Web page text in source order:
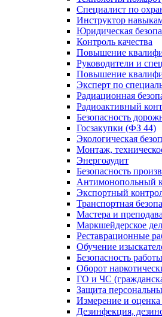
Специалист по
Инструктор
Юридическая
Контроль качества
Повышение
Руководители и
Повышение
Эксперт по
Радиационная
Радиоактивный
Безопасность
Госзакупки (ФЗ 44)
Экологическая
Монтаж,
Энергоаудит
Безопасность
Антимонопольный
Экспортный
Транспортная
Мастера и
Маркшейдерское
Реставрационные
Обучение
Безопасность
Оборот
ГО и ЧС
Защита
Измерение и
Дезинфекция,